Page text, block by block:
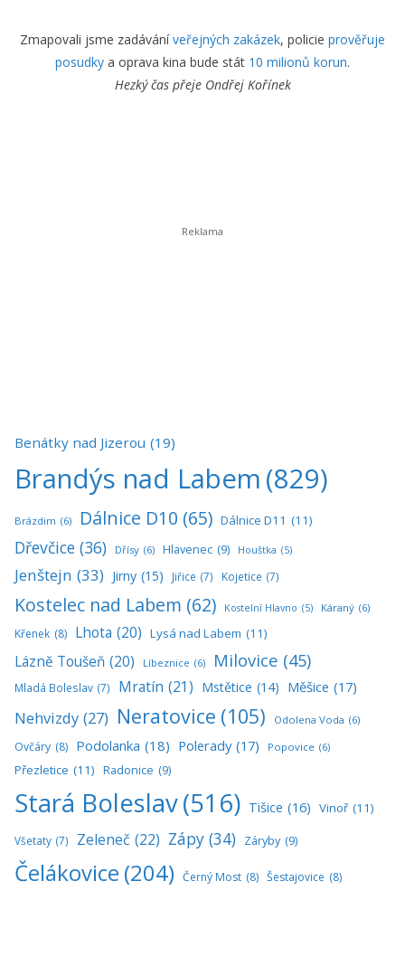
Zmapovali jsme zadáváníveřejných zakázek, policie prověřuje
posudky a oprava kina bude stát 10 milionů korun.
Hezký čas přeje Ondřej Kořínek
Benátky nad Jizerou (19)
Brandýs nad Labem (829)
Brázdim (6) Dálnice D10 (65) Dálnice D11 (11)
Dřevčice (36) Dřísy (6) Hlavenec (9) Houštka (5)
Jenštejn (33) Jirny (15) Jiřice (7) Kojetice (7)
Kostelec nad Labem (62) Kostelní Hlavno (5) Káraný (6)
Křenek (8) Lhota (20) Lysá nad Labem (11)
Lázně Toušeň (20) Líbeznice (6) Milovice (45)
Mladá Boleslav (7) Mratín (21) Mstětice (14) Měšice (17)
Nehvizdy (27) Neratovice (105) Odolena Voda (6)
Ovčáry (8) Podolanka (18) Polerady (17) Popovice (6)
Přezletice (11) Radonice (9)
Stará Boleslav(516) Tišice (16) Vinoř (11)
Všetaty (7) Zeleneč (22) Zápy (34) Záryby (9)
Čelákovice (204) Černý Most (8) Šestajovice (8)